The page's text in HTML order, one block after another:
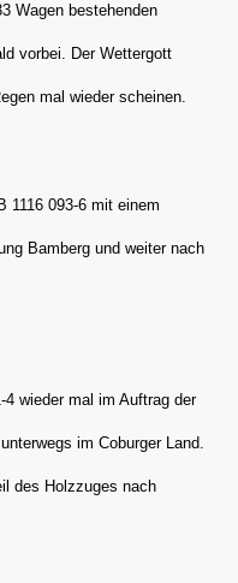
Wagen bestehenden
vorbei. Der Wettergott
mal wieder scheinen.
1116 093-6 mit einem
Bamberg und weiter nach
wieder mal im Auftrag der
im Coburger Land.
des Holzzuges nach